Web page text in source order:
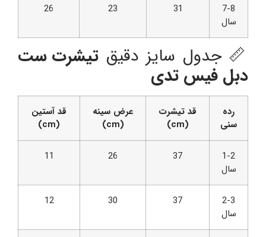
7-8
سال
31
23
26
📏 جدول سایز دقیق تیشرت ست
دبل فیس تدی
رده
سنی
قد تیشرت
(cm)
عرض سینه
(cm)
قد آستین
(cm)
1-2
سال
37
26
11
2-3
سال
37
30
12